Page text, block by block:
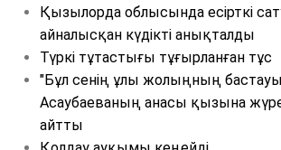
Қызылорда облысында есірткі
айналысқан күдікті анықталды
Түркі тұтастығы тұғырланған тұс
"Бұл сенің ұлы жолыңның бастауы
Асаубаеваның анасы қызына
айтты